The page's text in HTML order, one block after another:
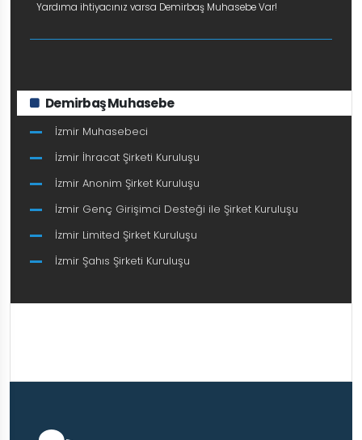
Yardıma ihtiyacınız varsa Demirbaş Muhasebe Var!
Demirbaş Muhasebe
İzmir Muhasebeci
İzmir İhracat Şirketi Kuruluşu
İzmir Anonim Şirket Kuruluşu
İzmir Genç Girişimci Desteği ile Şirket Kuruluşu
İzmir Limited Şirket Kuruluşu
İzmir Şahıs Şirketi Kuruluşu